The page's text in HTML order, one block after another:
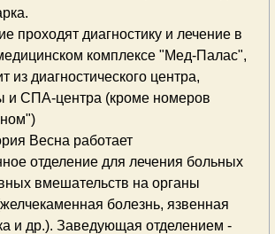
проходят диагностику и лечение в
комплексе "Мед-Палас",
из диагностического центра,
и СПА-центра (кроме номеров
Весна работает
отделение для лечения больных
вмешательств на органы
болезнь, язвенная
и др.). Заведующая отделением -